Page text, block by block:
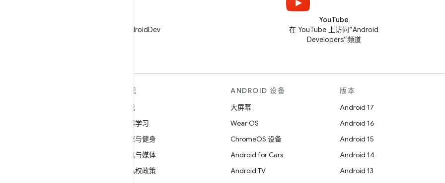
在 X 上关注 @AndroidDev
YouTube
在 YouTube 上访问“Android
Developers”频道
发现
游戏
机器学习
健康与健身
相机与媒体
隐私权政策
ANDROID 设备
大屏幕
Wear OS
ChromeOS 设备
Android for Cars
Android TV
版本
Android 17
Android 16
Android 15
Android 14
Android 13